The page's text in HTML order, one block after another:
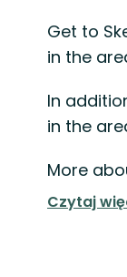
Get to
in the
In
in the
More
Czytaj